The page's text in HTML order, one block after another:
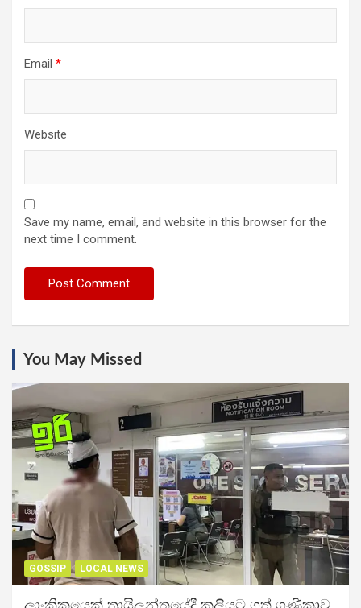
Email *
Website
Save my name, email, and website in this browser for the
next time I comment.
You May Missed
GOSSIP LOCAL NEWS